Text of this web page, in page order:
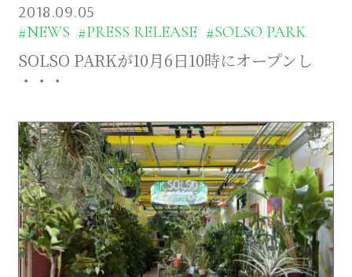
2018.09.05
#NEWS #PRESS RELEASE #SOLSO PARK
SOLSO PARKが10月6日10時にオープンし
・・・